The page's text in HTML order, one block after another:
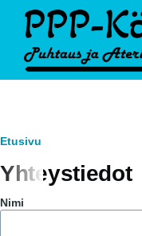
Hyppää pääsisältöön
Murupolku
Etusivu
Yhteystiedot
Nimi